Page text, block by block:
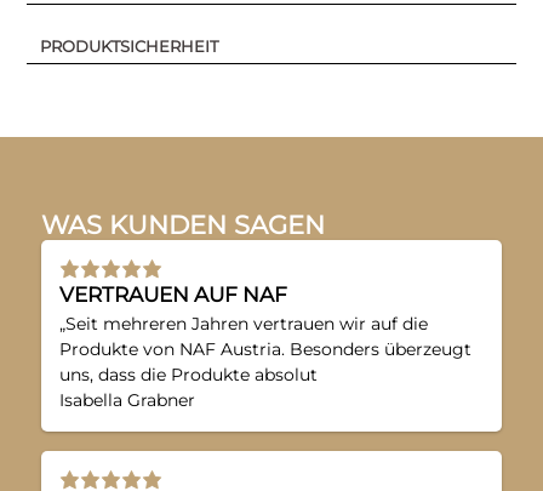
PRODUKTSICHERHEIT
WAS KUNDEN SAGEN
VERTRAUEN AUF NAF
„Seit mehreren Jahren vertrauen wir auf die
Produkte von NAF Austria. Besonders überzeugt
uns, dass die Produkte absolut
Isabella Grabner